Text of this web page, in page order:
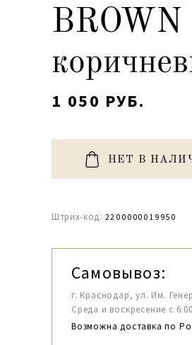
BROWN
1 050 РУБ.
НЕТ В
Штрих-код: 2200000019950
Самовывоз:
г. Краснодар, ул. Им.
Среда и воскресение с
Возможна доставка по